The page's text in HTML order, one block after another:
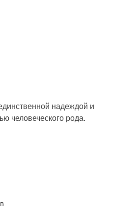
надеждой и
человеческого рода.